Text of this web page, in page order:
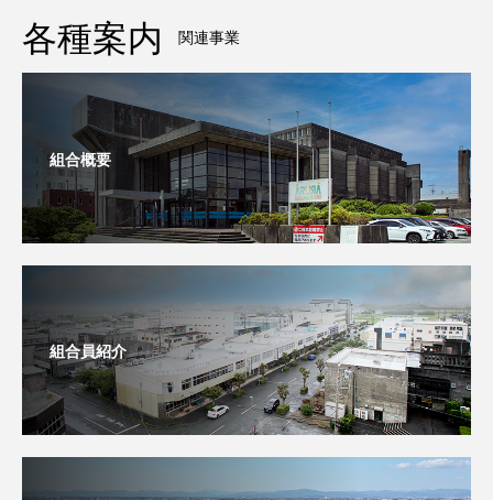
各種案内 関連事業
組合概要
組合員紹介